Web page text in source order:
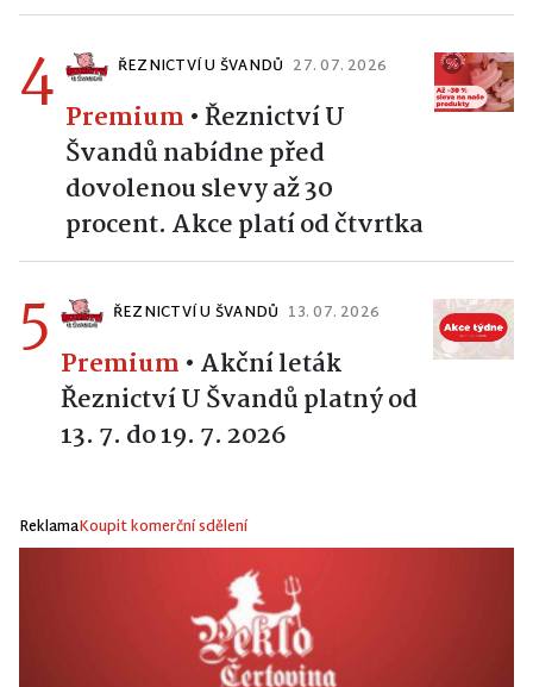
4 ŘEZNICTVÍ U ŠVANDŮ 27. 07. 2026
Premium •Řeznictví U
Švandů nabídne před
dovolenou slevy až 30
procent. Akce platí od čtvrtka
5 ŘEZNICTVÍ U ŠVANDŮ 13. 07. 2026
Premium • Akční leták
Řeznictví U Švandů platný od
13. 7. do 19. 7. 2026
ReklamaKoupit komerční sdělení